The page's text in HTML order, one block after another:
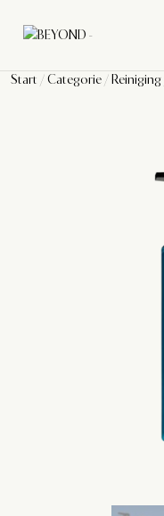
Start /Categorie / Reiniging